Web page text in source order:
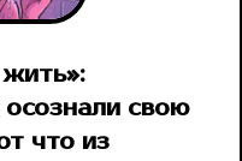
осознали свою
что из